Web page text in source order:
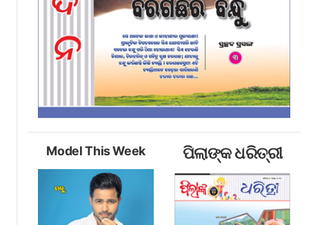
Model This Week ପିଲାଙ୍କ ଧରିତ୍ରୀ